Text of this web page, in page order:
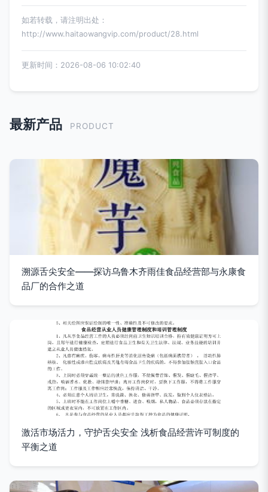
如若转载，请注明出处：
http://www.haitaowangvip.com/product/28.html
更新时间：2026-08-06 10:02:40
最新产品 PRODUCT
溯源舌尖安全——探访乌鲁木齐雨佳食品经营部与永康食
品厂的合作之道
激活市场活力，守护舌尖安全 浅析食品经营许可制度的
平衡之道